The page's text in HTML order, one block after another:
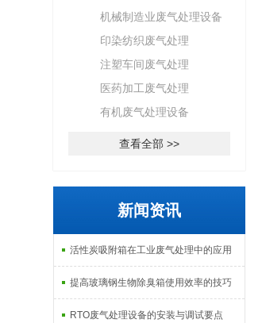
机械制造业废气处理设备
印染纺织废气处理
注塑车间废气处理
医药加工废气处理
有机废气处理设备
查看全部 >>
新闻资讯
活性炭吸附箱在工业废气处理中的应用
提高玻璃钢生物除臭箱使用效率的技巧
RTO废气处理设备的安装与调试要点